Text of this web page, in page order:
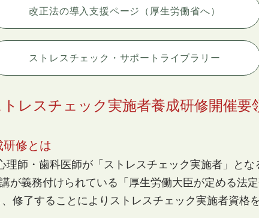
改正法の導入支援ページ（厚生労働省へ）
ストレスチェック・サポートライブラリー
トレスチェック実施者養成研修開催要
修とは
師・歯科医師が「ストレスチェック実施者」と
が義務付けられている「厚生労働大臣が定める法
修了することによりストレスチェック実施者資格